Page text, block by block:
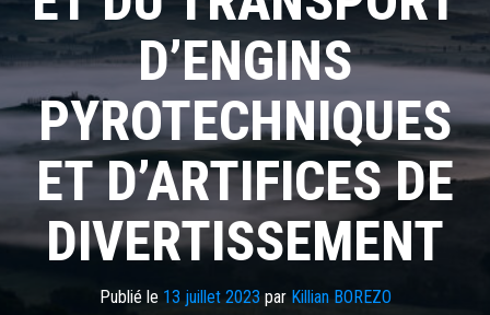
D’ENGINS
PYROTECHNIQUES
ET D’ARTIFICES DE
DIVERTISSEMENT
Publié le 13 juillet 2023 par Killian BOREZO